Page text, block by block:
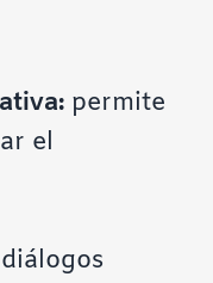
permite
el